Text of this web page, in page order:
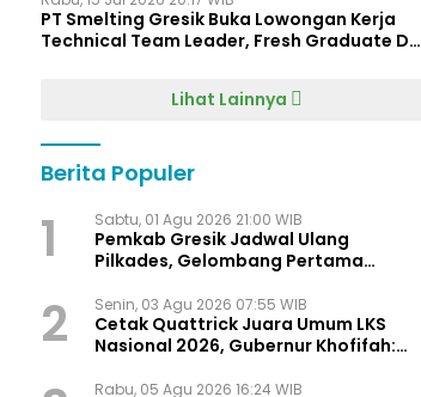
PT Smelting Gresik Buka Lowongan Kerja
Technical Team Leader, Fresh Graduate D3
Lihat Lainnya
Berita Populer
1 Sabtu, 01 Agu 2026 21:00 WIB
Pemkab Gresik Jadwal Ulang
Pilkades, Gelombang Pertama
2 Senin, 03 Agu 2026 07:55 WIB
Cetak Quattrick Juara Umum LKS
Nasional 2026, Gubernur Khofifah:
Indonesia
Rabu, 05 Agu 2026 16:24 WIB